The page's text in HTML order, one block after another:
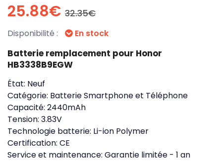
25.88€ 32.35€
Disponibilité : En stock
Batterie remplacement pour Honor
HB3338B9EGW
État: Neuf
Catégorie: Batterie Smartphone et Téléphone
Capacité: 2440mAh
Tension: 3.83V
Technologie batterie: Li-ion Polymer
Certification: CE
Service et maintenance: Garantie limitée - 1 an